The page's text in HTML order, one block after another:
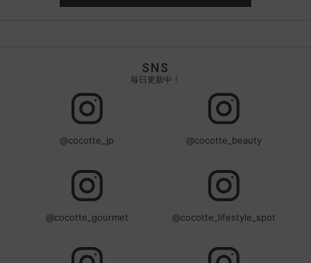
SNS
毎日更新中！
@cocotte_jp @cocotte_beauty
@cocotte_gourmet @cocotte_lifestyle_spot